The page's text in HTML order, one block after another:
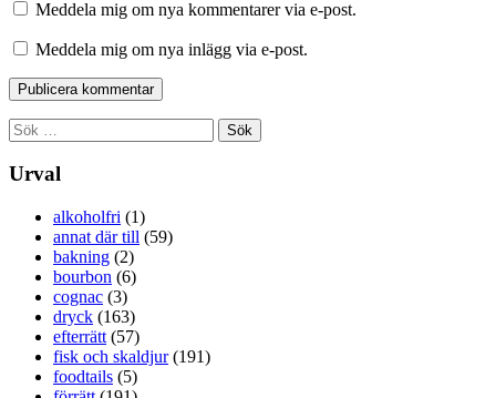
Meddela mig om nya kommentarer via e-post.
Meddela mig om nya inlägg via e-post.
Sök
efter:
Urval
alkoholfri (1)
annat där till (59)
bakning (2)
bourbon (6)
cognac (3)
dryck (163)
efterrätt (57)
fisk och skaldjur(191)
foodtails (5)